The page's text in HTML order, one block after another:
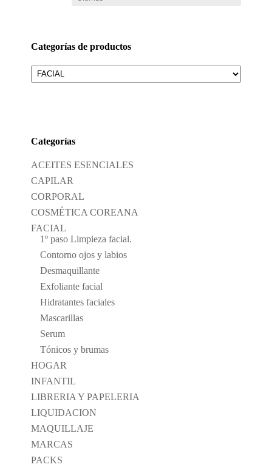
Categorías de productos
Categorías
ACEITES ESENCIALES
CAPILAR
CORPORAL
COSMÉTICA COREANA
FACIAL
1º paso Limpieza facial.
Contorno ojos y labios
Desmaquillante
Exfoliante facial
Hidratantes faciales
Mascarillas
Serum
Tónicos y brumas
HOGAR
INFANTIL
LIBRERIA Y PAPELERIA
LIQUIDACION
MAQUILLAJE
MARCAS
PACKS